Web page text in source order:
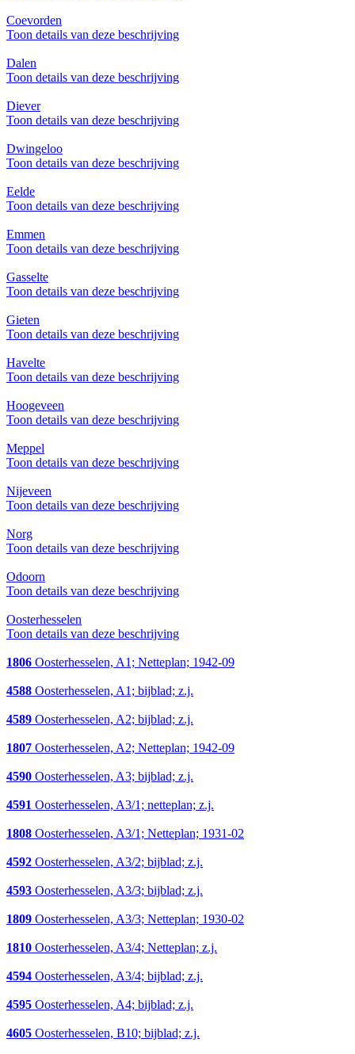
Coevorden
Toon details van deze beschrijving
Dalen
Toon details van deze beschrijving
Diever
Toon details van deze beschrijving
Dwingeloo
Toon details van deze beschrijving
Eelde
Toon details van deze beschrijving
Emmen
Toon details van deze beschrijving
Gasselte
Toon details van deze beschrijving
Gieten
Toon details van deze beschrijving
Havelte
Toon details van deze beschrijving
Hoogeveen
Toon details van deze beschrijving
Meppel
Toon details van deze beschrijving
Nijeveen
Toon details van deze beschrijving
Norg
Toon details van deze beschrijving
Odoorn
Toon details van deze beschrijving
Oosterhesselen
Toon details van deze beschrijving
1806 Oosterhesselen, A1; Netteplan; 1942-09
4588 Oosterhesselen, A1; bijblad; z.j.
4589 Oosterhesselen, A2; bijblad; z.j.
1807 Oosterhesselen, A2; Netteplan; 1942-09
4590 Oosterhesselen, A3; bijblad; z.j.
4591 Oosterhesselen, A3/1; netteplan; z.j.
1808 Oosterhesselen, A3/1; Netteplan; 1931-02
4592 Oosterhesselen, A3/2; bijblad; z.j.
4593 Oosterhesselen, A3/3; bijblad; z.j.
1809 Oosterhesselen, A3/3; Netteplan; 1930-02
1810 Oosterhesselen, A3/4; Netteplan; z.j.
4594 Oosterhesselen, A3/4; bijblad; z.j.
4595 Oosterhesselen, A4; bijblad; z.j.
4605 Oosterhesselen, B10; bijblad; z.j.